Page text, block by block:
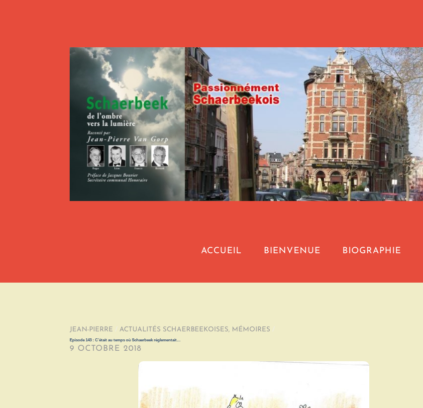
ACCUEIL BIENVENUE BIOGRAPHIE
JEAN-PIERRE / ACTUALITÉS SCHAERBEEKOISES, MÉMOIRES /
Episode 143 : C’était au temps où Schaerbeek réglementait…
9 OCTOBRE 2018